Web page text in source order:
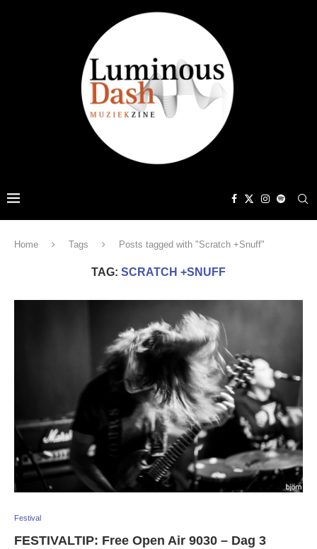
Home Tags Posts tagged with "Scratch +Snuff"
TAG: SCRATCH +SNUFF
Festival
FESTIVALTIP: Free Open Air 9030 – Dag 3